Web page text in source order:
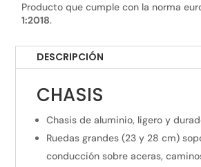
Producto que cumple con la norma
1:2018.
DESCRIPCIÓN
CHASIS
Chasis de aluminio, ligero y
Ruedas grandes (23 y 28 cm)
conducción sobre aceras,